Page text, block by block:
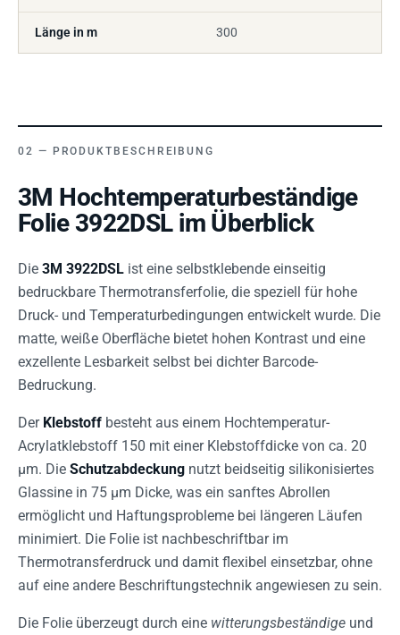
Länge in m 300
PRODUKTBESCHREIBUNG
3M Hochtemperaturbeständige
Folie 3922DSL im Überblick
Die 3M 3922DSL ist eine selbstklebende einseitig
bedruckbare Thermotransferfolie, die speziell für hohe
Druck- und Temperaturbedingungen entwickelt wurde. Die
matte, weiße Oberfläche bietet hohen Kontrast und eine
exzellente Lesbarkeit selbst bei dichter Barcode-
Bedruckung.
Der Klebstoff besteht aus einem Hochtemperatur-
Acrylatklebstoff 150 mit einer Klebstoffdicke von ca. 20
µm. Die Schutzabdeckung nutzt beidseitig silikonisiertes
Glassine in 75 µm Dicke, was ein sanftes Abrollen
ermöglicht und Haftungsprobleme bei längeren Läufen
minimiert. Die Folie ist nachbeschriftbar im
Thermotransferdruck und damit flexibel einsetzbar, ohne
auf eine andere Beschriftungstechnik angewiesen zu sein.
Die Folie überzeugt durch eine witterungsbeständige und